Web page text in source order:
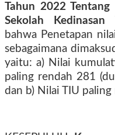
Tahun 2022 Tentang
Sekolah
bahwa Penetapan
sebagaimana
yaitu: a) Nilai
paling rendah 281
dan b) Nilai TIU